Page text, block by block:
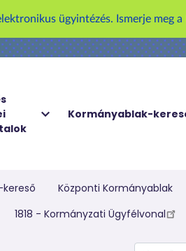
ügyintézés. Ismerje meg
Kormányablak-
menü
Központi Kormányablak
1818 - Kormányzati Ügyfélvonal
Kereső